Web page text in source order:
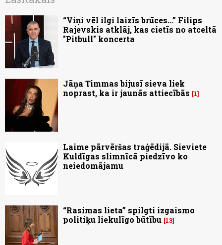
“Viņi vēl ilgi laizīs brūces...” Filips
Rajevskis atklāj, kas cietīs no atceltā
"Pitbull" koncerta
Jāņa Timmas bijusī sieva liek
noprast, ka ir jaunās attiecībās
1
Laime pārvēršas traģēdijā. Sieviete
Kuldīgas slimnīcā piedzīvo ko
neiedomājamu
“Rasimas lieta” spilgti izgaismo
politiķu liekulīgo būtību 13